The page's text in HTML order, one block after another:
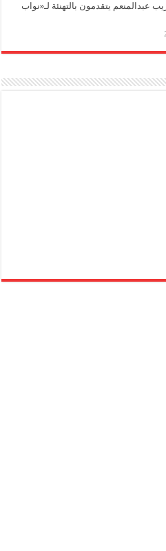
عبدالمنعم يتقدمون بالتهنئة لـ«نواب